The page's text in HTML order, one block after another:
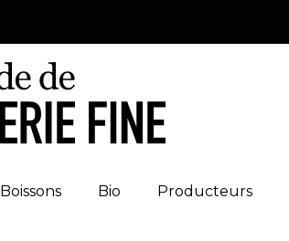
Boissons Bio Producteurs